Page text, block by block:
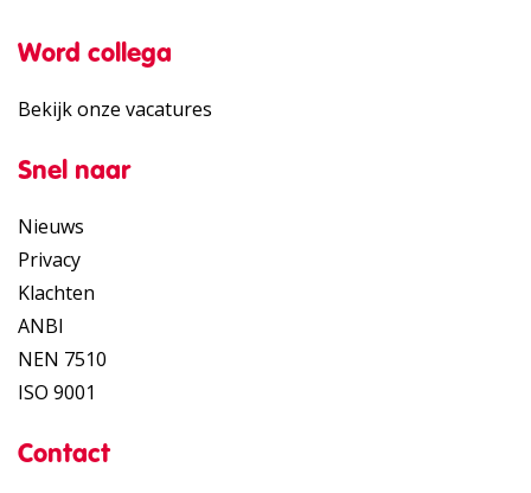
Word collega
Bekijk onze vacatures
Snel naar
Nieuws
Privacy
Klachten
ANBI
NEN 7510
ISO 9001
Contact